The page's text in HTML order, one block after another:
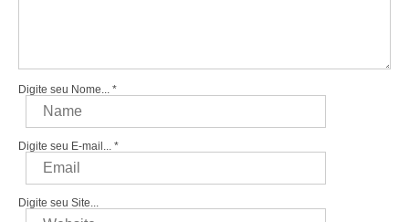
Digite seu Nome... *
Digite seu E-mail... *
Digite seu Site...